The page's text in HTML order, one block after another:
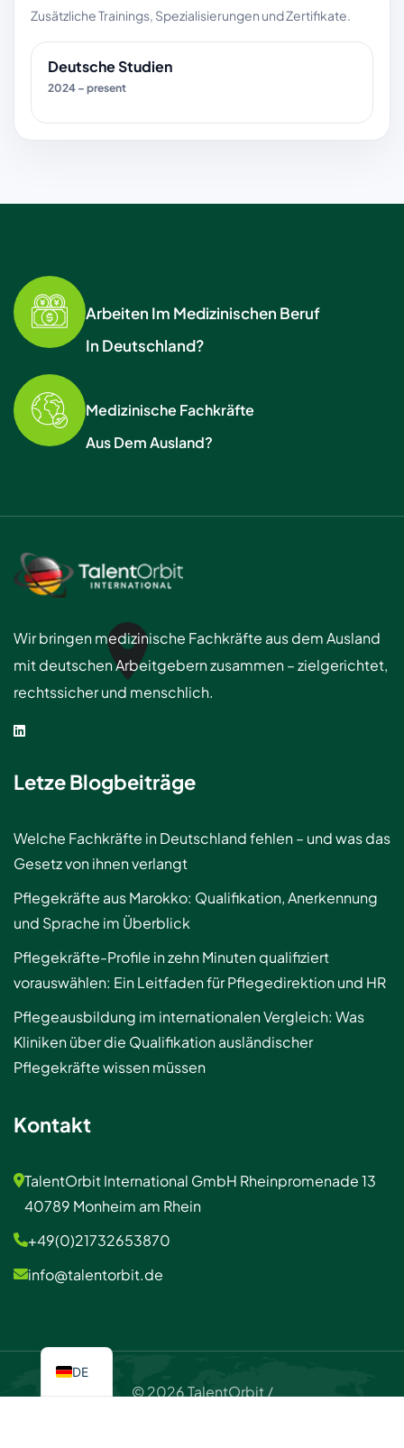
Zusätzliche Trainings, Spezialisierungen und Zertifikate.
Deutsche Studien
2024 – present
Arbeiten Im Medizinischen Beruf
In Deutschland?
Medizinische Fachkräfte
Aus Dem Ausland?
Wir bringen medizinische Fachkräfte aus dem Ausland
mit deutschen Arbeitgebern zusammen – zielgerichtet,
rechtssicher und menschlich.
Letze Blogbeiträge
Welche Fachkräfte in Deutschland fehlen – und was das
Gesetz von ihnen verlangt
Pflegekräfte aus Marokko: Qualifikation, Anerkennung
und Sprache im Überblick
Pflegekräfte-Profile in zehn Minuten qualifiziert
vorauswählen: Ein Leitfaden für Pflegedirektion und HR
Pflegeausbildung im internationalen Vergleich: Was
Kliniken über die Qualifikation ausländischer
Pflegekräfte wissen müssen
Kontakt
TalentOrbit International GmbH Rheinpromenade 13
40789 Monheim am Rhein
+49(0)21732653870
info@talentorbit.de
© 2026 TalentOrbit /
DE